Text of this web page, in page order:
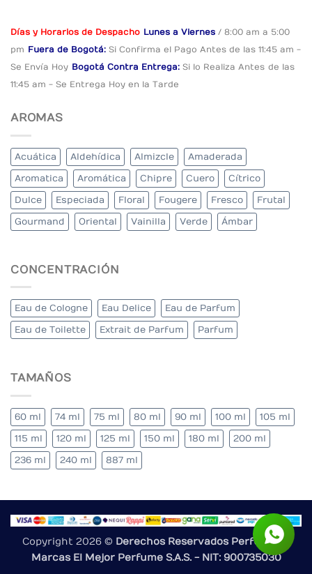
Días y Horarios de Despacho Lunes a Viernes / 8:00 am a 5:00
pm Fuera de Bogotá: Si Confirma el Pago Antes de las 11:45 am -
Se Envía Hoy Bogotá Contra Entrega: Si lo Realiza Antes de las
11:45 am - Se Entrega Hoy en la Tarde
AROMAS
Acuática Aldehídica Almizcle Amaderada
Aromatica Aromática Chipre Cuero Cítrico
Dulce Especiada Floral Fougere Fresco Frutal
Gourmand Oriental Vainilla Verde Ámbar
CONCENTRACIÓN
Eau de Cologne Eau Delice Eau de Parfum
Eau de Toilette Extrait de Parfum Parfum
TAMAÑOS
60 ml 74 ml 75 ml 80 ml 90 ml 100 ml 105 ml
115 ml 120 ml 125 ml 150 ml 180 ml 200 ml
236 ml 240 ml 887 ml
Copyright 2026 © Derechos Reservados Perfumes y
Marcas El Mejor Perfume S.A.S. - NIT: 900735030